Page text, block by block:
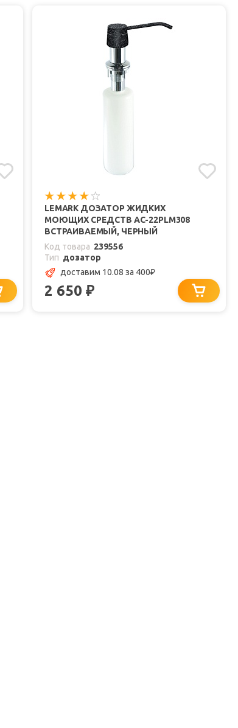
LEMARK ДОЗАТОР ЖИДКИХ
МОЮЩИХ СРЕДСТВ AC-22PLM308
ВСТРАИВАЕМЫЙ, ЧЕРНЫЙ
Код товара 239556
Тип дозатор
доставим 10.08 за 400₽
2 650 ₽